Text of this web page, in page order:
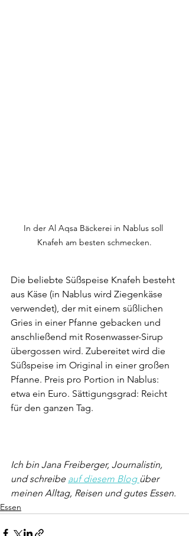
In der Al Aqsa Bäckerei in Nablus soll
Knafeh am besten schmecken.
Die beliebte Süßspeise Knafeh besteht
aus Käse (in Nablus wird Ziegenkäse
verwendet), der mit einem süßlichen
Gries in einer Pfanne gebacken und
anschließend mit Rosenwasser-Sirup
übergossen wird. Zubereitet wird die
Süßspeise im Original in einer großen
Pfanne. Preis pro Portion in Nablus:
etwa ein Euro. Sättigungsgrad: Reicht
für den ganzen Tag.
Ich bin Jana Freiberger, Journalistin,
und schreibe auf diesem Blog über
meinen Alltag, Reisen und gutes Essen.
Essen